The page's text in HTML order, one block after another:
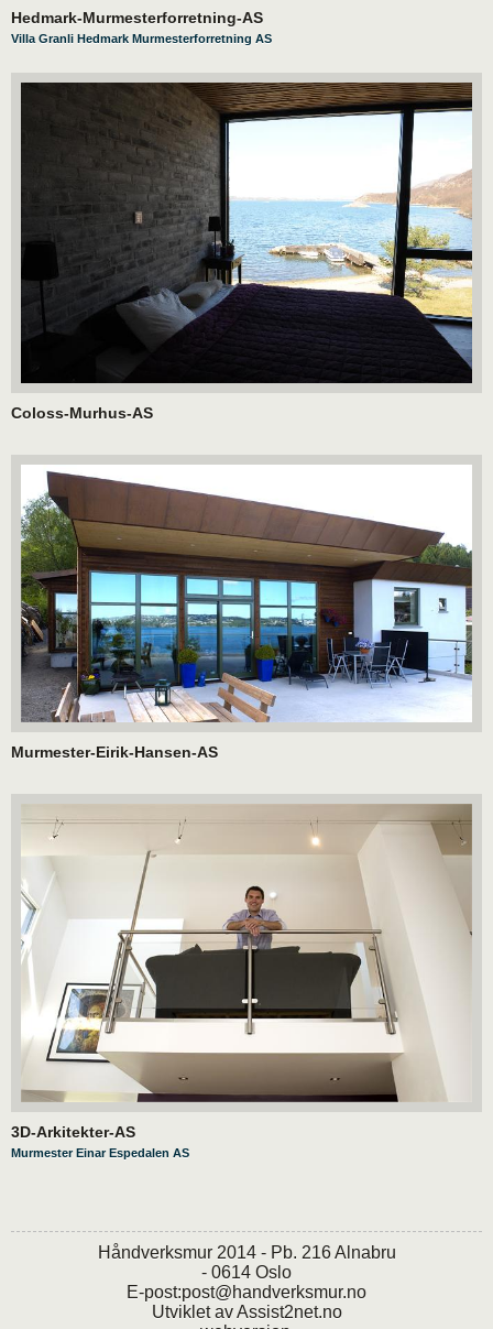
Hedmark-Murmesterforretning-AS
Villa Granli Hedmark Murmesterforretning AS
Coloss-Murhus-AS
Murmester-Eirik-Hansen-AS
3D-Arkitekter-AS
Murmester Einar Espedalen AS
Håndverksmur 2014 - Pb. 216 Alnabru
- 0614 Oslo
E-post:post@handverksmur.no
Utviklet avAssist2net.no